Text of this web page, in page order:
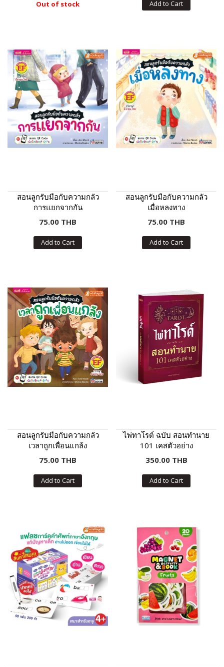
Out of stock Add to Cart
สอนลูกรับมือกับความกลัว
การแยกจากกัน
75.00 THB
Add to Cart
สอนลูกรับมือกับความกลัว
เมื่อหลงทาง
75.00 THB
Add to Cart
สอนลูกรับมือกับความกลัว
เวลาถูกเพื่อนแกล้ง
75.00 THB
Add to Cart
ไพ่ทาโรต์ ฉบับ สอนทำนาย
101 เคสตัวอย่าง
350.00 THB
Add to Cart